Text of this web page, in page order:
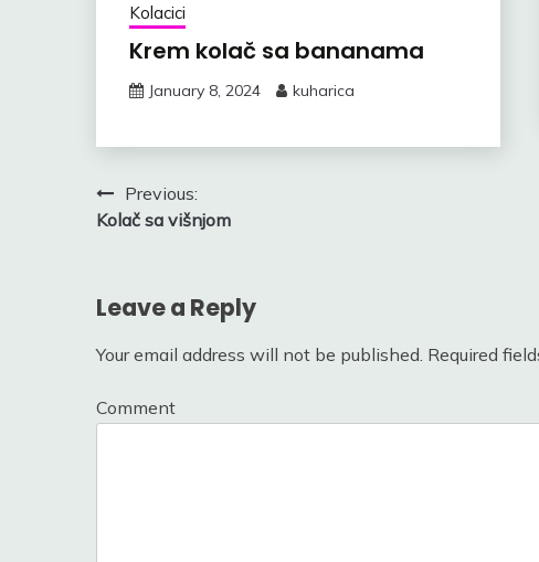
Kolacici
Krem kolač sa bananama
January 8, 2024 kuharica
Post
navigation
Previous:
Kolač sa višnjom
Leave a Reply
Your email address will not be published. Required
Comment